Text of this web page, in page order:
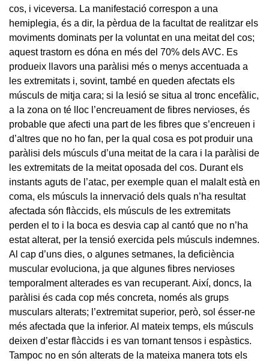
cos, i viceversa. La manifestació correspon a una
hemiplegia, és a dir, la pèrdua de la facultat de realitzar els
moviments dominats per la voluntat en una meitat del cos;
aquest trastorn es dóna en més del 70% dels AVC. Es
produeix llavors una paràlisi més o menys accentuada a
les extremitats i, sovint, també en queden afectats els
músculs de mitja cara; si la lesió se situa al tronc encefàlic,
a la zona on té lloc l’encreuament de fibres nervioses, és
probable que afecti una part de les fibres que s’encreuen i
d’altres que no ho fan, per la qual cosa es pot produir una
paràlisi dels músculs d’una meitat de la cara i la paràlisi de
les extremitats de la meitat oposada del cos. Durant els
instants aguts de l’atac, per exemple quan el malalt està en
coma, els músculs la innervació dels quals n’ha resultat
afectada són flàccids, els músculs de les extremitats
perden el to i la boca es desvia cap al cantó que no n’ha
estat alterat, per la tensió exercida pels músculs indemnes.
Al cap d’uns dies, o algunes setmanes, la deficiència
muscular evoluciona, ja que algunes fibres nervioses
temporalment alterades es van recuperant. Així, doncs, la
paràlisi és cada cop més concreta, només als grups
musculars alterats; l’extremitat superior, però, sol ésser-ne
més afectada que la inferior. Al mateix temps, els músculs
deixen d’estar flàccids i es van tornant tensos i espàstics.
Tampoc no en són alterats de la mateixa manera tots els